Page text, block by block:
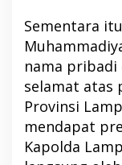
Sementara
nama pribadi
selamat atas
Provinsi
mendapat
Kapolda